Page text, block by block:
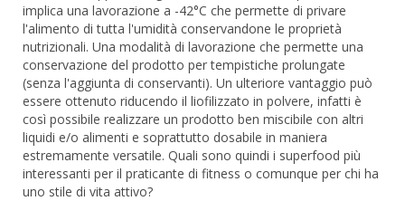
implica una lavorazione a -42°C che permette di privare
l'alimento di tutta l'umidità conservandone le proprietà
nutrizionali. Una modalità di lavorazione che permette una
conservazione del prodotto per tempistiche prolungate
(senza l'aggiunta di conservanti). Un ulteriore vantaggio può
essere ottenuto riducendo il liofilizzato in polvere, infatti è
così possibile realizzare un prodotto ben miscibile con altri
liquidi e/o alimenti e soprattutto dosabile in maniera
estremamente versatile. Quali sono quindi i superfood più
interessanti per il praticante di fitness o comunque per chi ha
uno stile di vita attivo?